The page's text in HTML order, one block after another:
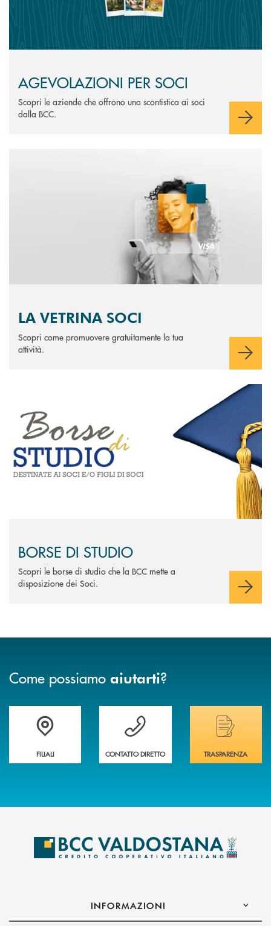
AGEVOLAZIONI PER SOCI
Scopri le aziende che offrono una scontistica ai soci
dalla BCC.
LA VETRINA SOCI
Scopri come promuovere gratuitamente la tua
attività.
BORSE DI STUDIO
Scopri le borse di studio che la BCC mette a
disposizione dei Soci.
Come possiamo aiutarti?
Trova la filiale più vicina a te
FILIALI
Hai bisogno di assistenza immediata ?
CONTATTO DIRETTO
Hai bisogno di
TRASPARENZA
INFORMAZIONI